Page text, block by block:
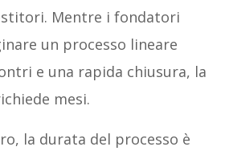
Mentre i fondatori
un processo lineare
e una rapida chiusura, la
mesi.
la durata del processo è